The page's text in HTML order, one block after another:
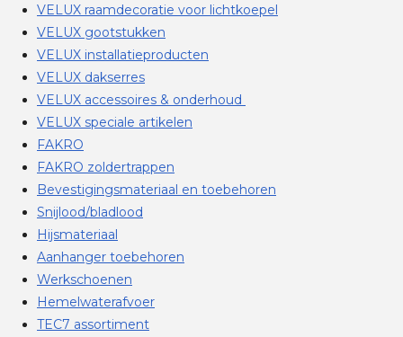
VELUX raamdecoratie voor lichtkoepel
VELUX gootstukken
VELUX installatieproducten
VELUX dakserres
VELUX accessoires & onderhoud
VELUX speciale artikelen
FAKRO
FAKRO zoldertrappen
Bevestigingsmateriaal en toebehoren
Snijlood/bladlood
Hijsmateriaal
Aanhanger toebehoren
Werkschoenen
Hemelwaterafvoer
TEC7 assortiment